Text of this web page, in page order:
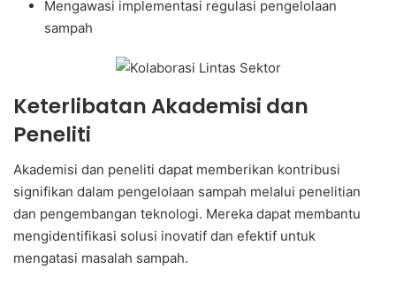
Mengawasi implementasi regulasi pengelolaan
sampah
Keterlibatan Akademisi dan
Peneliti
Akademisi dan peneliti dapat memberikan kontribusi
signifikan dalam pengelolaan sampah melalui penelitian
dan pengembangan teknologi. Mereka dapat membantu
mengidentifikasi solusi inovatif dan efektif untuk
mengatasi masalah sampah.